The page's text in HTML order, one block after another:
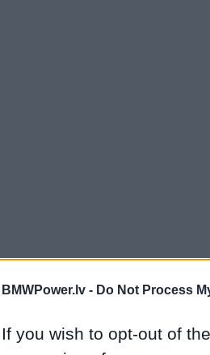
BMWPower.lv - Do Not Process
If you wish to opt-out of